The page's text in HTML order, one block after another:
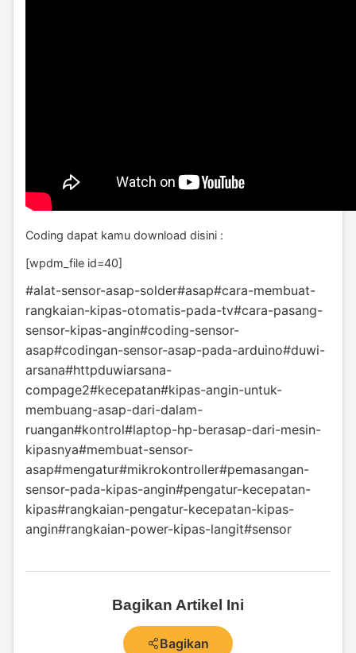
Coding dapat kamu download disini :
[wpdm_file id=40]
#alat-sensor-asap-solder#asap#cara-membuat-
rangkaian-kipas-otomatis-pada-tv#cara-pasang-
sensor-kipas-angin#coding-sensor-
asap#codingan-sensor-asap-pada-arduino#duwi-
arsana#httpduwiarsana-
compage2#kecepatan#kipas-angin-untuk-
membuang-asap-dari-dalam-
ruangan#kontrol#laptop-hp-berasap-dari-mesin-
kipasnya#membuat-sensor-
asap#mengatur#mikrokontroller#pemasangan-
sensor-pada-kipas-angin#pengatur-kecepatan-
kipas#rangkaian-pengatur-kecepatan-kipas-
angin#rangkaian-power-kipas-langit#sensor
Bagikan Artikel Ini
Bagikan